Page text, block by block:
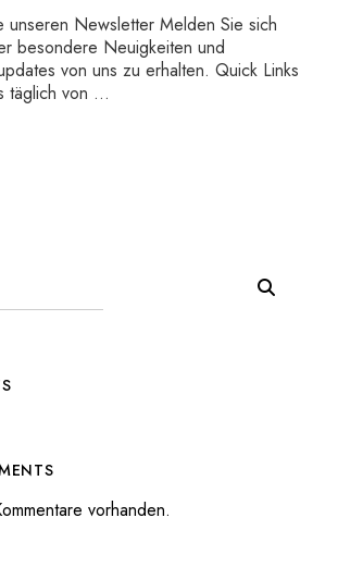
unseren Newsletter Melden Sie sich
besondere Neuigkeiten und
von uns zu erhalten. Quick Links
täglich von …
vorhanden.